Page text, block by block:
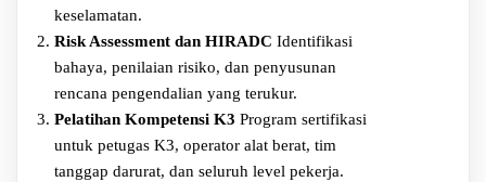
keselamatan.
Risk Assessment dan HIRADC Identifikasi
bahaya, penilaian risiko, dan penyusunan
rencana pengendalian yang terukur.
Pelatihan Kompetensi K3 Program sertifikasi
untuk petugas K3, operator alat berat, tim
tanggap darurat, dan seluruh level pekerja.